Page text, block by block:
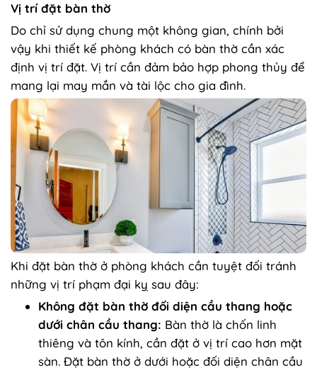
Vị trí đặt bàn thờ
Do chỉ sử dụng chung một không gian, chính bởi
vậy khi thiết kế phòng khách có bàn thờ cần xác
định vị trí đặt. Vị trí cần đảm bảo hợp phong thủy để
mang lại may mắn và tài lộc cho gia đình.
Khi đặt bàn thờ ở phòng khách cần tuyệt đối tránh
những vị trí phạm đại kỵ sau đây:
Không đặt bàn thờ đối diện cầu thang hoặc
dưới chân cầu thang: Bàn thờ là chốn linh
thiêng và tôn kính, cần đặt ở vị trí cao hơn mặt
sàn. Đặt bàn thờ ở dưới hoặc đối diện chân cầu